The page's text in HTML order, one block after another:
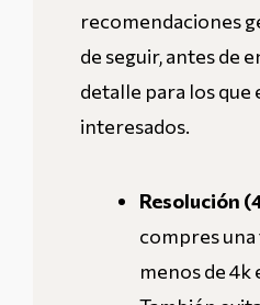
recomendaciones
de seguir, antes de
detalle para los que
interesados.
Resolución
compres
menos de 4k